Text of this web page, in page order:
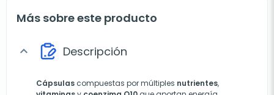
Más sobre este producto
expand_more Descripción
Cápsulas compuestas por múltiples nutrientes,